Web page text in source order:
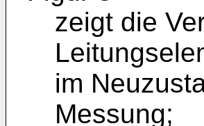
zeigt die
im
Messung;